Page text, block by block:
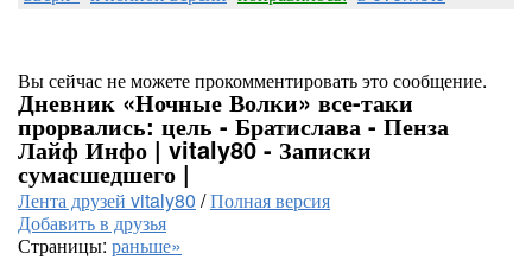
Вы сейчас не можете прокомментировать это сообщение.
Дневник «Ночные Волки» все-таки
прорвались: цель - Братислава - Пенза
Лайф Инфо | vitaly80 - Записки
сумасшедшего |
Лента друзей vitaly80 /Полная версия
Добавить в друзья
Страницы: раньше»